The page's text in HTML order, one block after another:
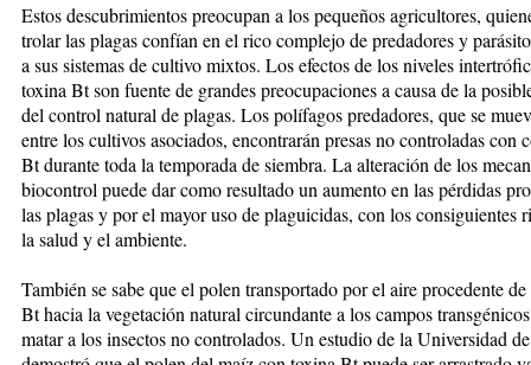
Estos descubrimientos preocupan a los pequeños agricultores,
trolar las plagas confían en el rico complejo de predadores y
a sus sistemas de culti­vo mix­tos. Los efectos de los niveles
toxina Bt son fuente de grandes preocupaciones a causa de la
del control na­tural de plagas. Los polífagos preda­do­­res, que se
entre los cul­tivos asociados, encontrarán presas no controladas con
Bt du­­ran­te toda la temporada de siembra. La alteración de los
bio­control puede dar como resultado un aumento en las pérdidas
las plagas y por el mayor uso de plaguicidas, con los consiguientes
la salud y el ambiente.
También se sabe que el polen trans­por­ta­do por el aire procedente
Bt hacia la vegetación natural circundante a los campos
matar a los insectos no controlados. Un estudio de la Universidad